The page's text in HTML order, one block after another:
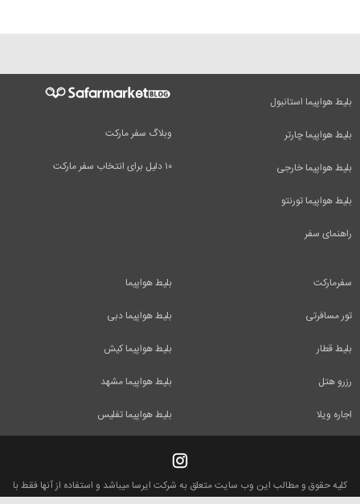
وبلاگ سفر مارکت
۱۰ دلیل برای انتخاب سفر مارکت
بلیط هواپیما استانبول
بلیط هواپیما چارتر
بلیط هواپیما خارجی
بلیط هواپیما تورنتو
راهنمای سفر
بلیط هواپیما
بلیط هواپیما دبی
بلیط هواپیما کیش
بلیط هواپیما مشهد
بلیط هواپیما تفلیس
سفرمارکت
تور مسافرتی
بلیط قطار
رزرو هتل
اجاره ویلا
کلیه حقوق و مطالب این وب سایت متعلق به شرکت ایرسا میباشد و استفاده از آنها فقط با